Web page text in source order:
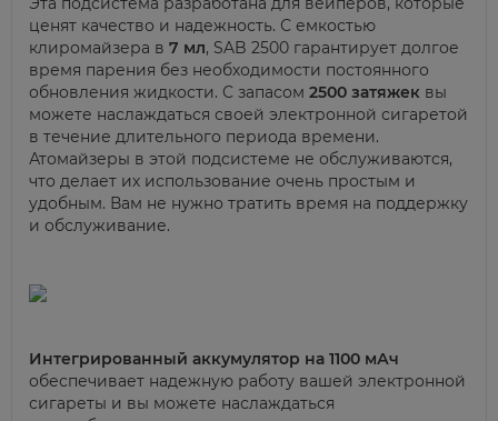
ценят качество и надежность. С емкостью
клиромайзера в 7 мл, SAB 2500 гарантирует долгое
время парения без необходимости постоянного
обновления жидкости. С запасом 2500 затяжек вы
можете наслаждаться своей электронной сигаретой
в течение длительного периода времени.
Атомайзеры в этой подсистеме не обслуживаются,
что делает их использование очень простым и
удобным. Вам не нужно тратить время на поддержку
и обслуживание.
Интегрированный аккумулятор на 1100 мАч
обеспечивает надежную работу вашей электронной
сигареты и вы можете наслаждаться